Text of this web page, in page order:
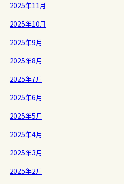
2025年11月
2025年10月
2025年9月
2025年8月
2025年7月
2025年6月
2025年5月
2025年4月
2025年3月
2025年2月